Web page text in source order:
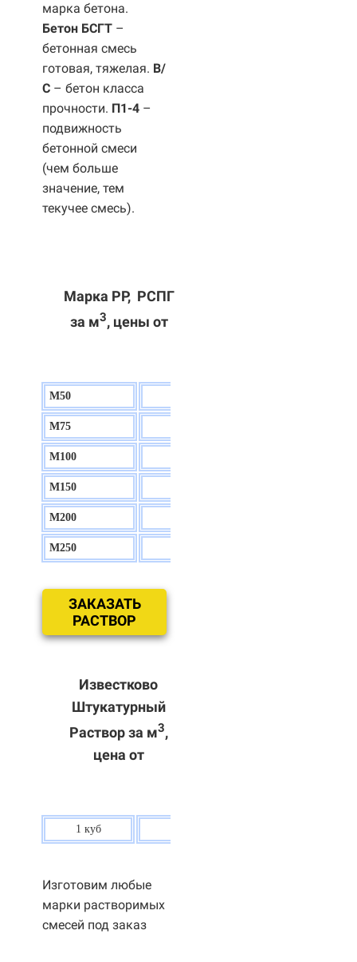
марка бетона.
Бетон БСГТ –
бетонная смесь
готовая, тяжелая. B/
С – бетон класса
прочности. П1-4 –
подвижность
бетонной смеси
(чем больше
значение, тем
текучее смесь).
Марка РР, РСПГ
за м3, цены от
М50
М75
М100
М150
М200
М250
ЗАКАЗАТЬ
РАСТВОР
Известково
Штукатурный
Раствор за м3,
цена от
1 куб
Изготовим любые
марки растворимых
смесей под заказ